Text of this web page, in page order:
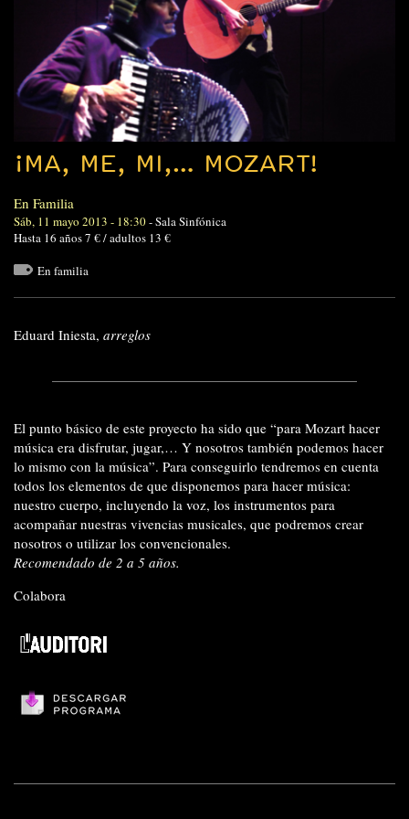
¡MA, ME, MI,… MOZART!
En Familia
Sáb, 11 mayo 2013 - 18:30-Sala Sinfónica
Hasta 16 años 7 € / adultos 13 €
En familia
Eduard Iniesta, arreglos
El punto básico de este proyecto ha sido que “para Mozart hacer
música era disfrutar, jugar,… Y nosotros también podemos hacer
lo mismo con la música”. Para conseguirlo tendremos en cuenta
todos los elementos de que disponemos para hacer música:
nuestro cuerpo, incluyendo la voz, los instrumentos para
acompañar nuestras vivencias musicales, que podremos crear
nosotros o utilizar los convencionales.
Recomendado de 2 a 5 años.
Colabora